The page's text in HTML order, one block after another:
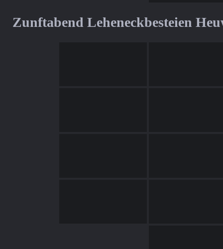
Zunftabend Leheneckbesteien